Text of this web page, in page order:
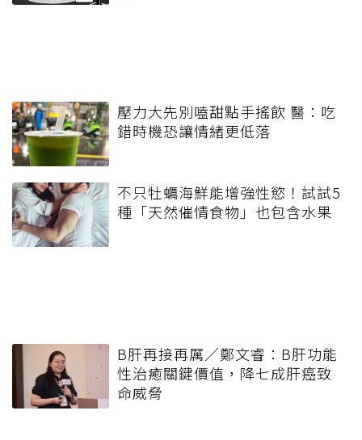
壓力大先別嗑甜點手搖飲 醫：吃
錯時機恐讓情緒更低落
不只牡蠣海鮮能增強性慾！試試5
種「天然催情食物」也包含水果
B肝再接再厲／鄭文睿：B肝功能
性治癒關鍵價值，降七成肝癌致
命威脅